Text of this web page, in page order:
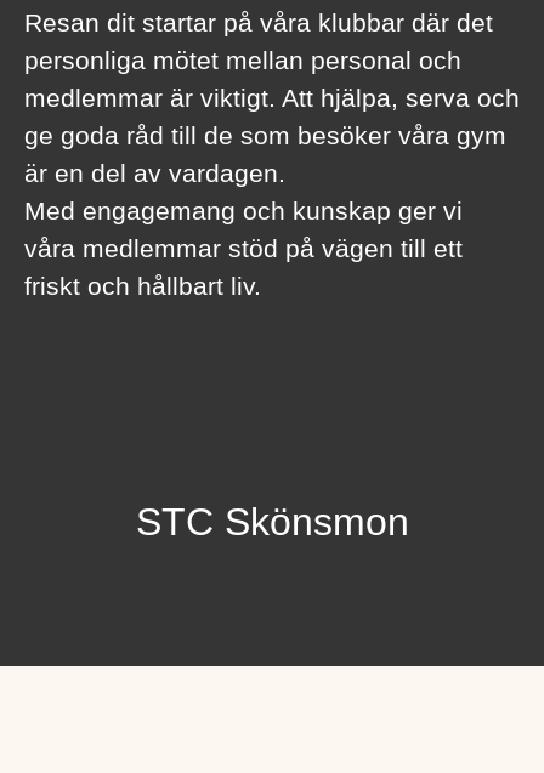
Resan dit startar på våra klubbar där det
personliga mötet mellan personal och
medlemmar är viktigt. Att hjälpa, serva och
ge goda råd till de som besöker våra gym
är en del av vardagen.
Med engagemang och kunskap ger vi
våra medlemmar stöd på vägen till ett
friskt och hållbart liv.
STC Skönsmon